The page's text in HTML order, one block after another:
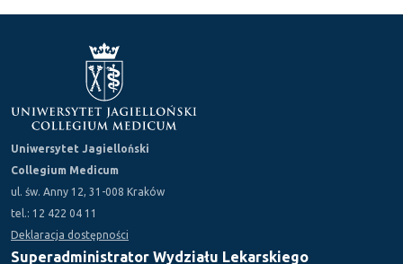
Uniwersytet Jagielloński
Collegium Medicum
ul. św. Anny 12, 31-008 Kraków
tel.: 12 422 04 11
Deklaracja dostępności
Superadministrator Wydziału Lekarskiego